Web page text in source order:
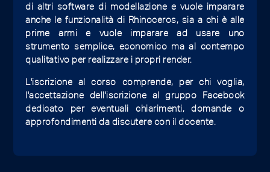
di altri software di modellazione e vuole imparare
anche le funzionalità di Rhinoceros, sia a chi è alle
prime armi e vuole imparare ad usare uno
strumento semplice, economico ma al contempo
qualitativo per realizzare i propri render.
L'iscrizione al corso comprende, per chi voglia,
l'accettazione dell'iscrizione al gruppo Facebook
dedicato per eventuali chiarimenti, domande o
approfondimenti da discutere con il docente.